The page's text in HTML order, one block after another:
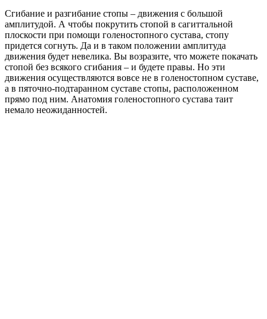
Сгибание и разгибание стопы – движения с большой
амплитудой. А чтобы покрутить стопой в сагиттальной
плоскости при помощи голеностопного сустава, стопу
придется согнуть. Да и в таком положении амплитуда
движения будет невелика. Вы возразите, что можете покачать
стопой без всякого сгибания – и будете правы. Но эти
движения осуществляются вовсе не в голеностопном суставе,
а в пяточно-подтаранном суставе стопы, расположенном
прямо под ним. Анатомия голеностопного сустава таит
немало неожиданностей.